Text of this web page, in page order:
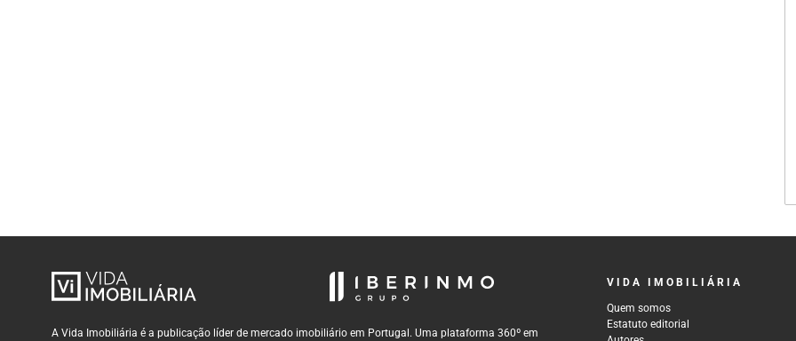
A Vida Imobiliária é a publicação líder de mercado imobiliário em Portugal. Uma plataforma 360º em
VIDA IMOBILIÁRIA
Quem somos
Estatuto editorial